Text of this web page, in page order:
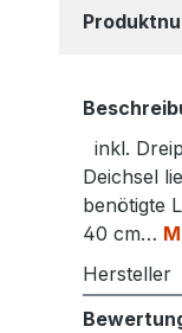
inkl.
Deichsel
benötigte
40 cm…
Hersteller